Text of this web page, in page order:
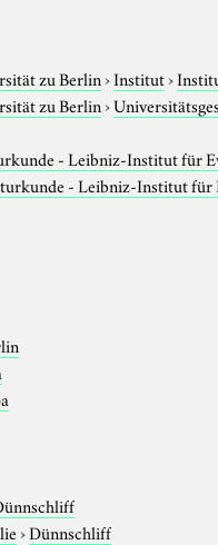
zu Berlin›Institut›
zu Berlin›
- Leibniz-Institut für
- Leibniz-Institut
›Dünnschliff